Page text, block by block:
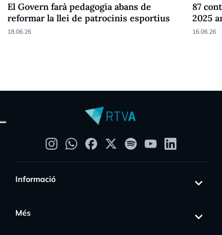
El Govern farà pedagogia abans de
reformar la llei de patrocinis esportius
18.06.26
87
2025
16.06.26
Informació
Més